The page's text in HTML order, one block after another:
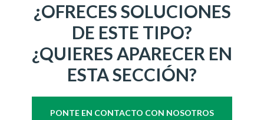
¿OFRECES SOLUCIONES
DE ESTE TIPO?
¿QUIERES APARECER EN
ESTA SECCIÓN?
PONTE EN CONTACTO CON NOSOTROS